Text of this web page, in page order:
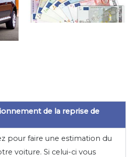
de la reprise de
pour faire une estimation du
voiture. Si celui-ci vous